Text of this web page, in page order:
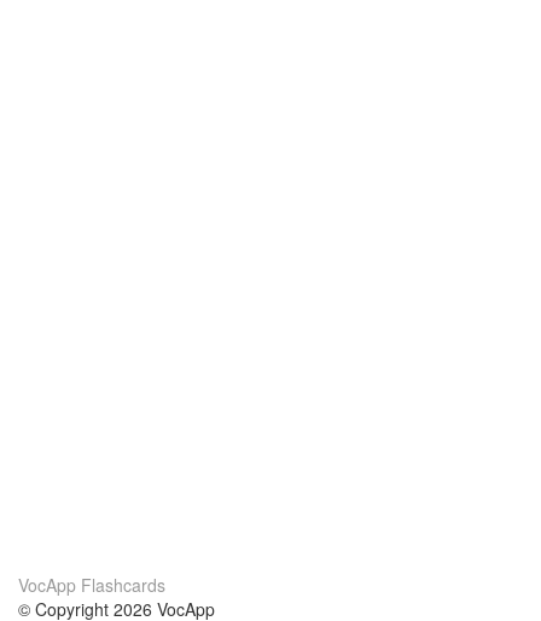
VocApp Flashcards
© Copyright 2026 VocApp